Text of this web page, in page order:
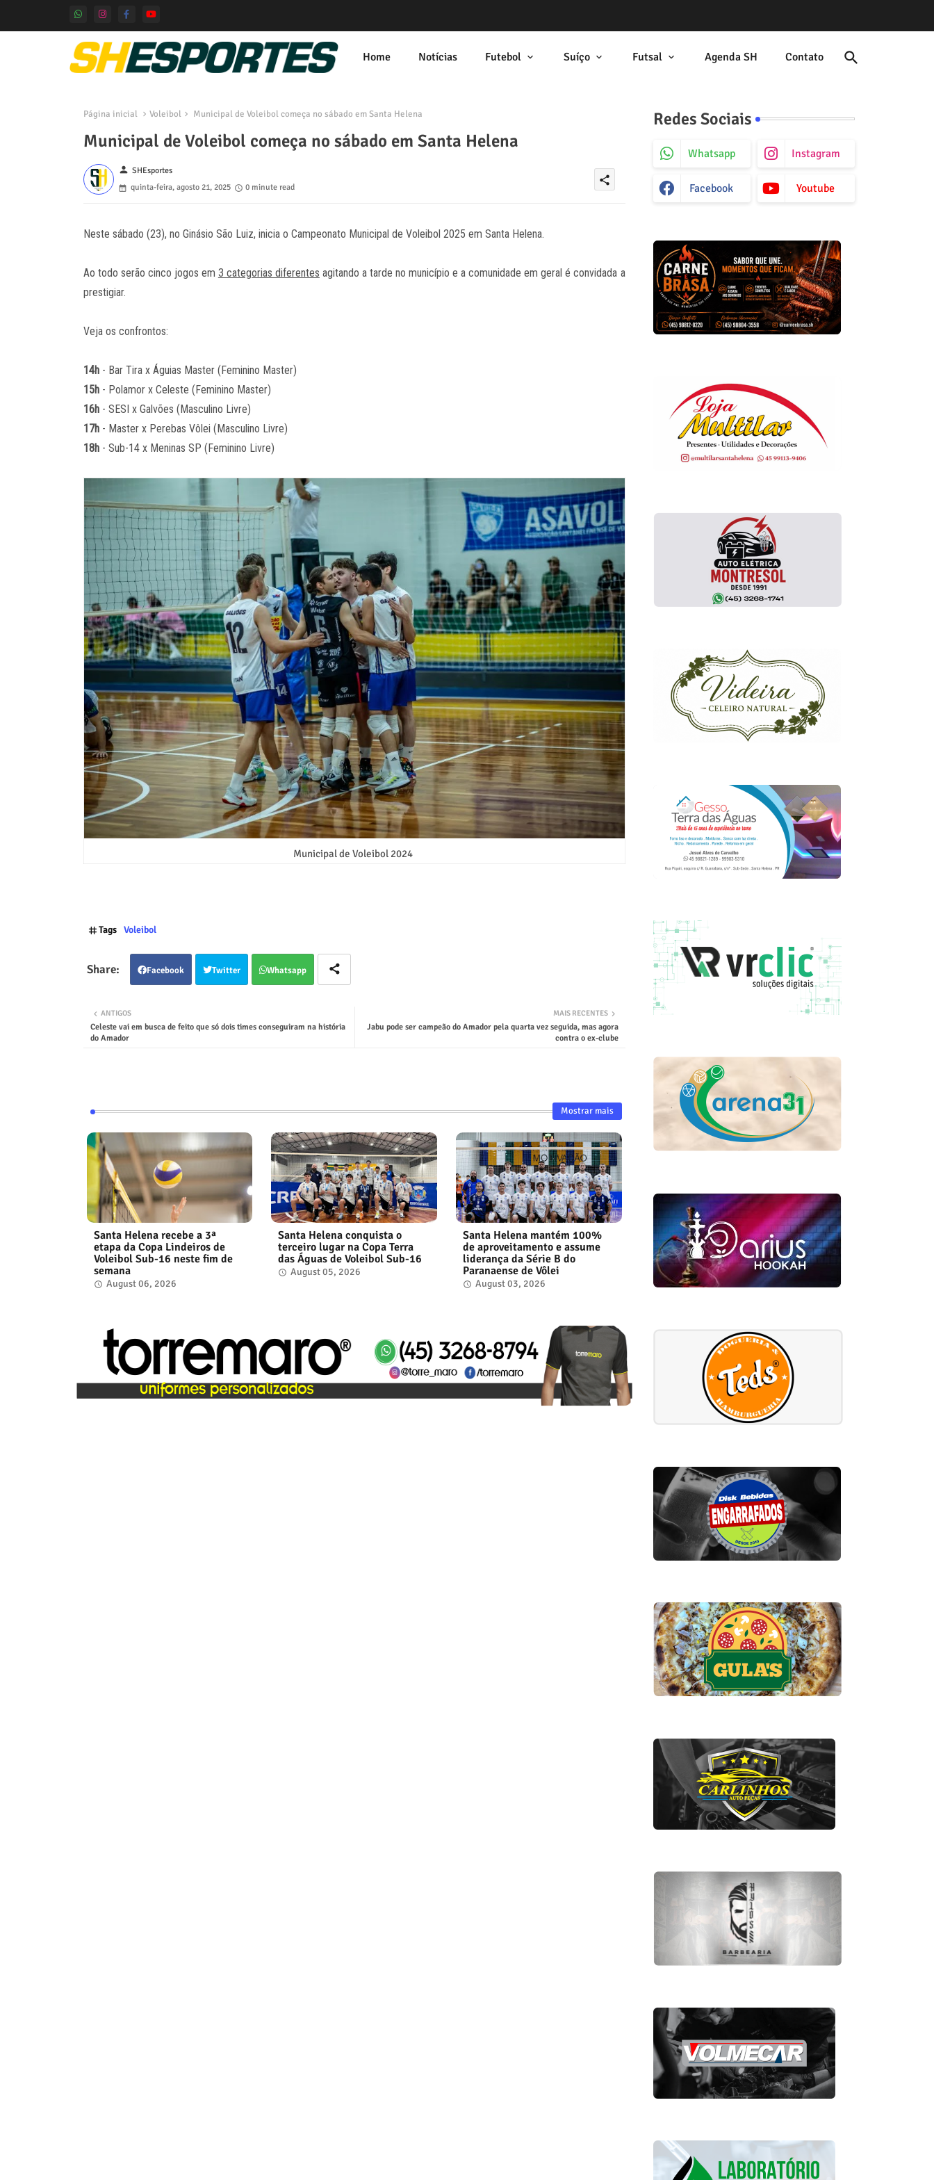
Home Notícias Futebol Suíço Futsal Agenda SH Contato
Página inicial Voleibol Municipal de Voleibol começa no sábado em Santa Helena
Municipal de Voleibol começa no sábado em Santa Helena
person SHEsportes
quinta-feira, agosto 21, 2025
0 minute read
share
Neste sábado (23), no Ginásio São Luiz, inicia o Campeonato Municipal de Voleibol 2025 em Santa Helena.
Ao todo serão cinco jogos em 3 categorias diferentes agitando a tarde no município e a comunidade em geral é convidada a
prestigiar.
Veja os confrontos:
14h- Bar Tira x Águias Master (Feminino Master)
15h- Polamor x Celeste (Feminino Master)
16h- SESI x Galvões (Masculino Livre)
17h- Master x Perebas Vôlei (Masculino Livre)
18h- Sub-14 x Meninas SP (Feminino Livre)
Municipal de Voleibol 2024
Tags Voleibol
Facebook Twitter Whatsapp
MAIS RECENTES
Jabu pode ser campeão do Amador pela quarta vez seguida, mas agora
contra o ex-clube
ANTIGOS
Celeste vai em busca de feito que só dois times conseguiram na história
do Amador
Mostrar mais
Santa Helena recebe a 3ª
etapa da Copa Lindeiros de
Voleibol Sub-16 neste fim de
semana
August 06, 2026
Santa Helena conquista o
terceiro lugar na Copa Terra
das Águas de Voleibol Sub-16
August 05, 2026
Santa Helena mantém 100%
de aproveitamento e assume
liderança da Série B do
Paranaense de Vôlei
August 03, 2026
Redes Sociais
Whatsapp Instagram
Facebook Youtube